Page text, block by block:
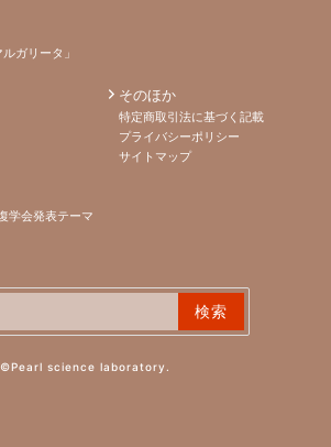
ガリータ」
学会発表テーマ
そのほか
特定商取引法に基づく記載
プライバシーポリシー
サイトマップ
©Pearl science laboratory.